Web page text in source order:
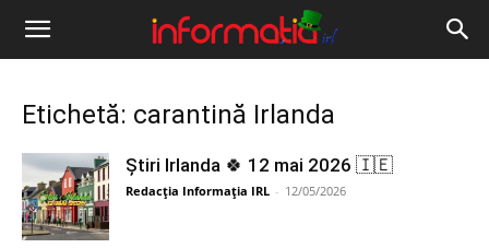
Informația
Etichetă: carantină Irlanda
Știri Irlanda 🍀 12 mai 2026 🇮🇪
Redacția Informația IRL - 12/05/2026